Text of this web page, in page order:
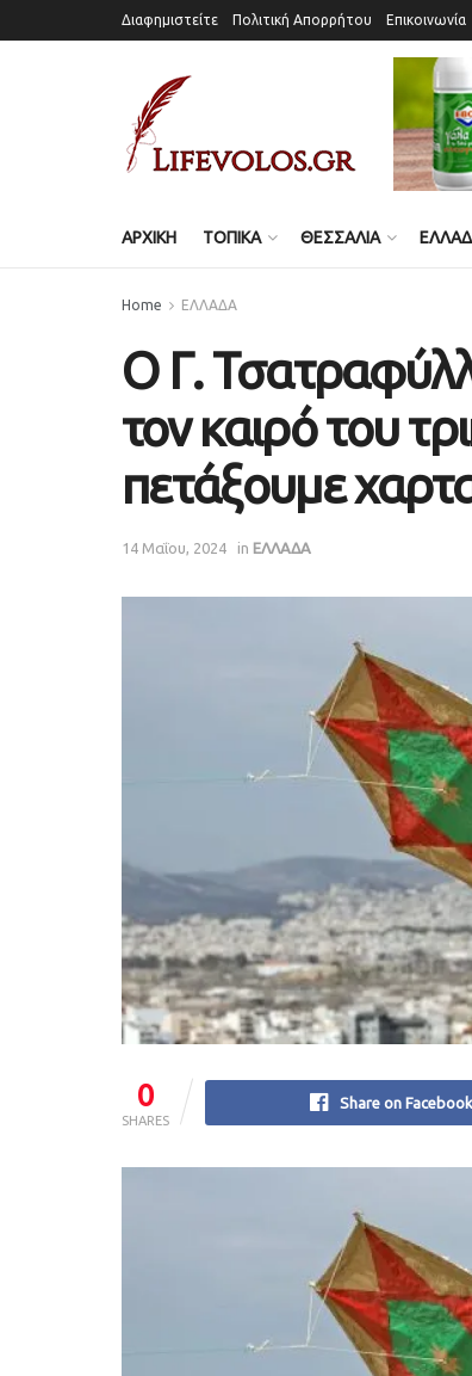
Διαφημιστείτε Πολιτική Απορρήτου Επικοινωνία
ΑΡΧΙΚΗ ΤΟΠΙΚΑ ΘΕΣΣΑΛΙΑ
Home ΕΛΛΑΔΑ
Ο Γ.
τον καιρό του
πετάξουμε
14 Μαΐου, 2024 in ΕΛΛΑΔΑ
0
SHARES
Share on Facebook